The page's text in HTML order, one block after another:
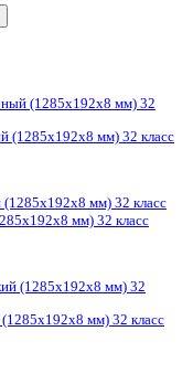
(1285x192x8 мм) 32 класс
мм) 32 класс
мм) 32 класс